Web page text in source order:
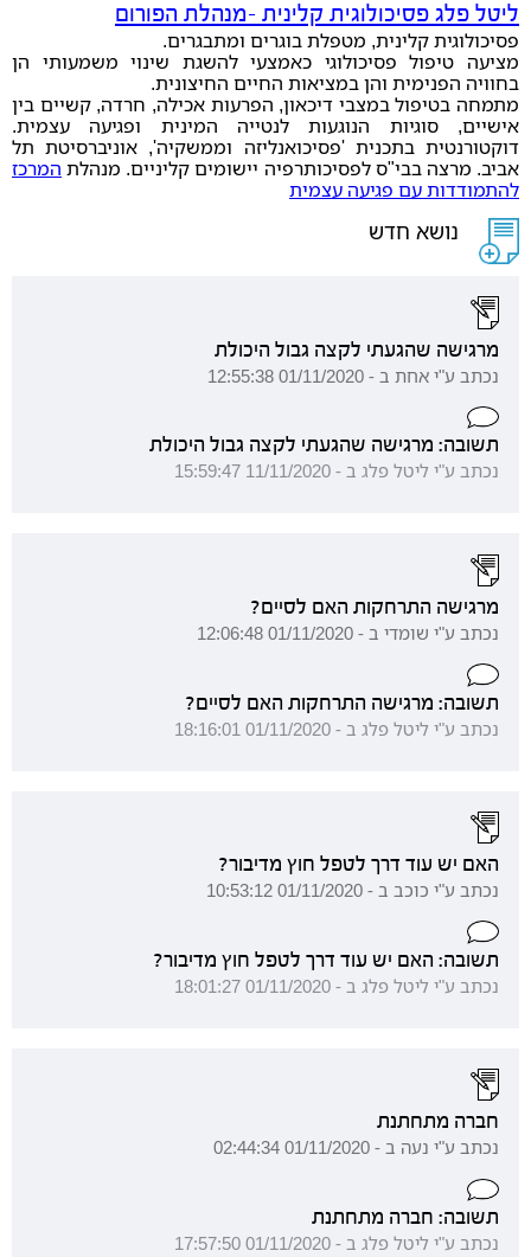
ליטל פלג פסיכולוגית קלינית -מנהלת הפורום
פסיכולוגית קלינית, מטפלת בוגרים ומתבגרים.
מציעה טיפול פסיכולוגי כאמצעי להשגת שינוי משמעותי הן
בחוויה הפנימית והן במציאות החיים החיצונית.
מתמחה בטיפול במצבי דיכאון, הפרעות אכילה, חרדה, קשיים בין
אישיים, סוגיות הנוגעות לנטייה המינית ופגיעה עצמית.
דוקטורנטית בתכנית 'פסיכואנליזה וממשקיה', אוניברסיטת תל
אביב. מרצה בבי"ס לפסיכותרפיה יישומים קליניים. מנהלת המרכז
להתמודדות עם פגיעה עצמית
נושא חדש
מרגישה שהגעתי לקצה גבול היכולת
נכתב ע"י אחת ב - 01/11/2020 12:55:38
תשובה: מרגישה שהגעתי לקצה גבול היכולת
נכתב ע"י ליטל פלג ב - 11/11/2020 15:59:47
מרגישה התרחקות האם לסיים?
נכתב ע"י שומדי ב - 01/11/2020 12:06:48
תשובה: מרגישה התרחקות האם לסיים?
נכתב ע"י ליטל פלג ב - 01/11/2020 18:16:01
האם יש עוד דרך לטפל חוץ מדיבור?
נכתב ע"י כוכב ב - 01/11/2020 10:53:12
תשובה: האם יש עוד דרך לטפל חוץ מדיבור?
נכתב ע"י ליטל פלג ב - 01/11/2020 18:01:27
חברה מתחתנת
נכתב ע"י נעה ב - 01/11/2020 02:44:34
תשובה: חברה מתחתנת
נכתב ע"י ליטל פלג ב - 01/11/2020 17:57:50